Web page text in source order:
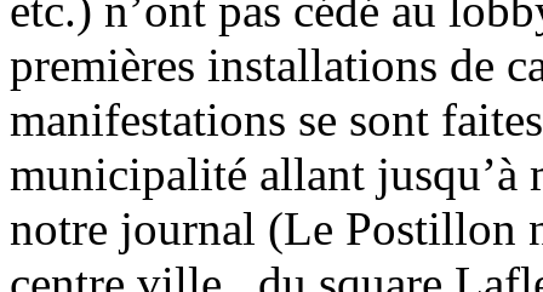
etc.) n’ont pas cédé au
premières installations de
manifestations se sont
municipalité allant jusqu’à
notre journal (Le Postillon